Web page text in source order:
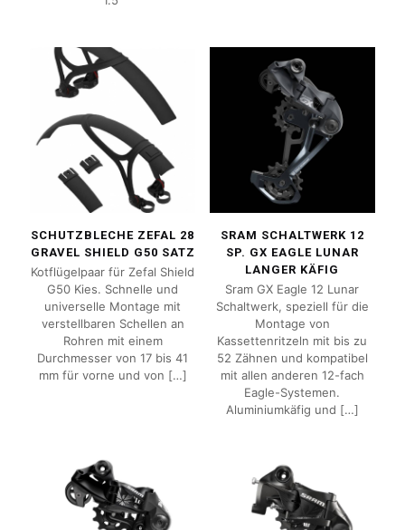
SCHUTZBLECHE ZEFAL 28
GRAVEL SHIELD G50 SATZ
Kotflügelpaar für Zefal Shield
G50 Kies. Schnelle und
universelle Montage mit
verstellbaren Schellen an
Rohren mit einem
Durchmesser von 17 bis 41
mm für vorne und von […]
SRAM SCHALTWERK 12
SP. GX EAGLE LUNAR
LANGER KÄFIG
Sram GX Eagle 12 Lunar
Schaltwerk, speziell für die
Montage von
Kassettenritzeln mit bis zu
52 Zähnen und kompatibel
mit allen anderen 12-fach
Eagle-Systemen.
Aluminiumkäfig und […]